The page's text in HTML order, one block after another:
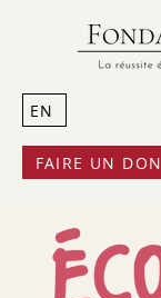
EN
FAIRE UN DON